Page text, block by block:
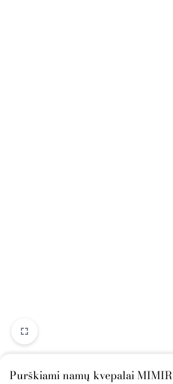
Purškiami namų kvepalai MIMIR